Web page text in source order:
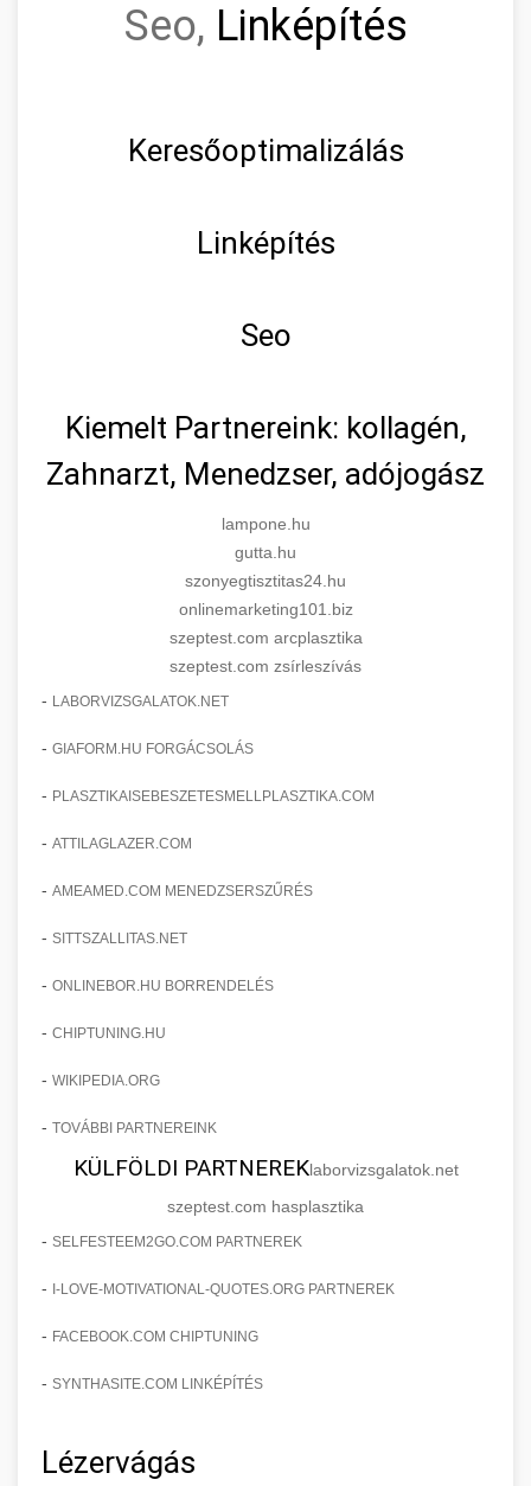
Seo, Linképítés
Keresőoptimalizálás
Linképítés
Seo
Kiemelt Partnereink: kollagén,
Zahnarzt, Menedzser, adójogász
lampone.hu
gutta.hu
szonyegtisztitas24.hu
onlinemarketing101.biz
szeptest.com arcplasztika
szeptest.com zsírleszívás
- LABORVIZSGALATOK.NET
- GIAFORM.HU FORGÁCSOLÁS
- PLASZTIKAISEBESZETESMELLPLASZTIKA.COM
- ATTILAGLAZER.COM
- AMEAMED.COM MENEDZSERSZŰRÉS
- SITTSZALLITAS.NET
- ONLINEBOR.HU BORRENDELÉS
- CHIPTUNING.HU
- WIKIPEDIA.ORG
- TOVÁBBI PARTNEREINK
KÜLFÖLDI PARTNEREKlaborvizsgalatok.net
szeptest.com hasplasztika
- SELFESTEEM2GO.COM PARTNEREK
- I-LOVE-MOTIVATIONAL-QUOTES.ORG PARTNEREK
- FACEBOOK.COM CHIPTUNING
- SYNTHASITE.COM LINKÉPÍTÉS
Lézervágás